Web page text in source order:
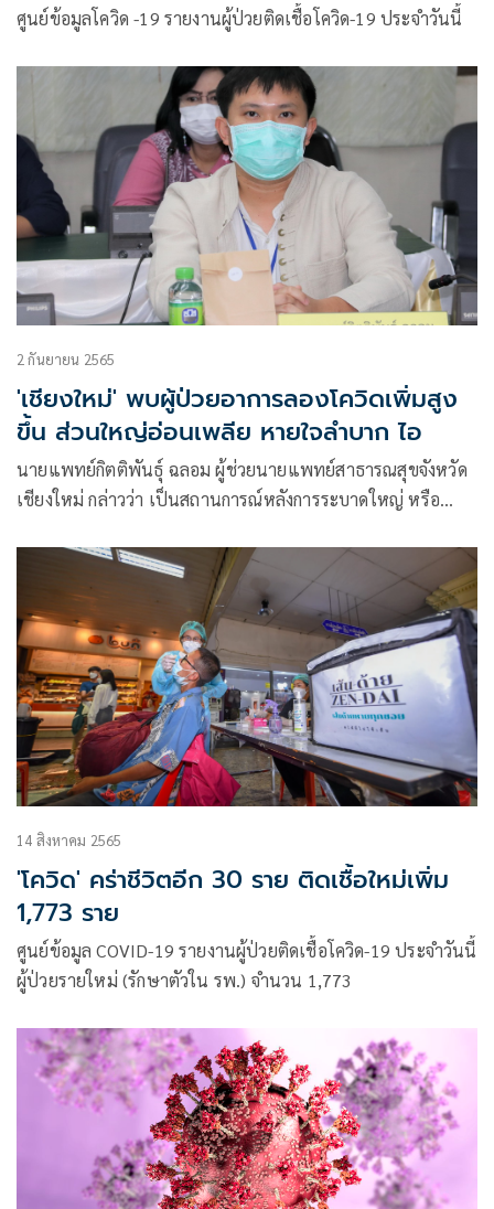
ศูนย์ข้อมูลโควิด -19 รายงานผู้ป่วยติดเชื้อโควิด-19 ประจำวันนี้
2 กันยายน 2565
'เชียงใหม่' พบผู้ป่วยอาการลองโควิดเพิ่มสูง
ขึ้น ส่วนใหญ่อ่อนเพลีย หายใจลำบาก ไอ
นายแพทย์กิตติพันธุ์ ฉลอม ผู้ช่วยนายแพทย์สาธารณสุขจังหวัด
เชียงใหม่ กล่าวว่า เป็นสถานการณ์หลังการระบาดใหญ่ หรือ
ตามความหนาแน่นของประชากรในแต่ละพื้นที่
14 สิงหาคม 2565
'โควิด' คร่าชีวิตอีก 30 ราย ติดเชื้อใหม่เพิ่ม
1,773 ราย
ศูนย์ข้อมูล COVID-19 รายงานผู้ป่วยติดเชื้อโควิด-19 ประจำวันนี้
ผู้ป่วยรายใหม่ (รักษาตัวใน รพ.) จำนวน 1,773